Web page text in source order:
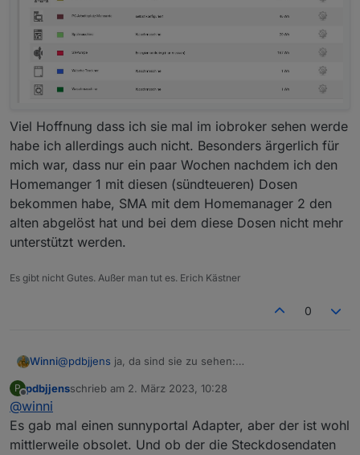
Viel Hoffnung dass ich sie mal im iobroker sehen werde
habe ich allerdings auch nicht. Besonders ärgerlich für
mich war, dass nur ein paar Wochen nachdem ich den
Homemanger 1 mit diesen (sündteueren) Dosen
bekommen habe, SMA mit dem Homemanager 2 den
alten abgelöst hat und bei dem diese Dosen nicht mehr
unterstützt werden.
Es gibt nicht Gutes. Außer man tut es. Erich Kästner
0
Winni@pdbjjens ja, da sind sie zu sehen:
P
Offline
pdbjjensschrieb am 2. März 2023, 10:28
zuletzt editiert von
@winni
Es gab mal einen sunnyportal Adapter, aber der ist wohl
mittlerweile obsolet. Und ob der die Steckdosendaten